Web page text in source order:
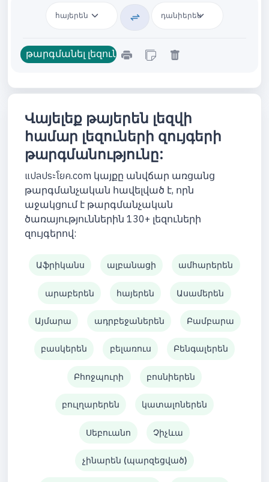
Վայելեք թայերեն լեզվի
համար լեզուների զույգերի
թարգմանությունը:
แปลประโยค.com կայքը անվճար առցանց
թարգմանչական հավելված է, որն
աջակցում է թարգմանչական
ծառայություններին 130+ լեզուների
զույգերով:
Աֆրիկանս ալբանացի ամհարերեն
արաբերեն հայերեն Ասամերեն
Այմարա ադրբեջաներեն Բամբարա
բասկերեն բելառուս Բենգալերեն
Բհոջպուրի բոսնիերեն
բուլղարերեն կատալոներեն
Սեբուանո Չիչևա
չինարեն (պարզեցված)